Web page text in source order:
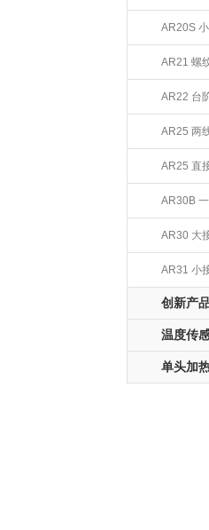
AR20S
AR21 螺
AR22 台
AR25 两
AR25 直
AR30B
AR30 大
AR31 小
创新产
温度传
单头加